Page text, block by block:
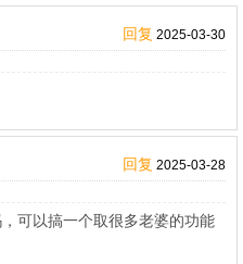
回复 2025-03-30
回复 2025-03-28
可以搞一个取很多老婆的功能